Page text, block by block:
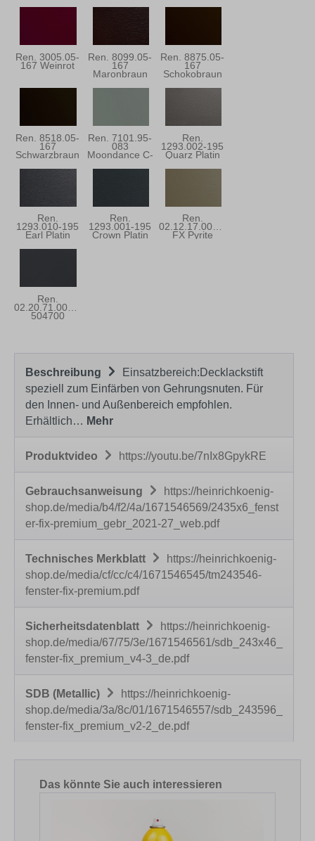
Ren. 3005.05-
167 Weinrot
Ren. 8099.05-
167
Maronbraun
Ren. 8875.05-
167
Schokobraun
Ren. 8518.05-
167
Schwarzbraun
Ren. 7101.95-
083
Moondance C-
Ren.
1293.002-195
Quarz Platin
Ren.
1293.010-195
Earl Platin
Ren.
1293.001-195
Crown Platin
Ren.
02.12.17.000001
FX Pyrite
Ren.
02.20.71.000001-
504700
Beschreibung
Einsatzbereich:Decklackstift
speziell zum Einfärben von Gehrungsnuten. Für
den Innen- und Außenbereich empfohlen.
Erhältlich… Mehr
Produktvideo https://youtu.be/7nIx8GpykRE
Gebrauchsanweisung
https://heinrichkoenig-
shop.de/media/b4/f2/4a/1671546569/2435x6_fenst
er-fix-premium_gebr_2021-27_web.pdf
Technisches Merkblatt
https://heinrichkoenig-
shop.de/media/cf/cc/c4/1671546545/tm243546-
fenster-fix-premium.pdf
Sicherheitsdatenblatt
https://heinrichkoenig-
shop.de/media/67/75/3e/1671546561/sdb_243x46_
fenster-fix_premium_v4-3_de.pdf
SDB (Metallic)
https://heinrichkoenig-
shop.de/media/3a/8c/01/1671546557/sdb_243596_
fenster-fix_premium_v2-2_de.pdf
Produktgalerie überspringen
Das könnte Sie auch interessieren